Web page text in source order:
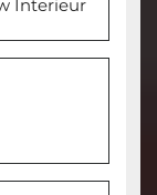
Interieur